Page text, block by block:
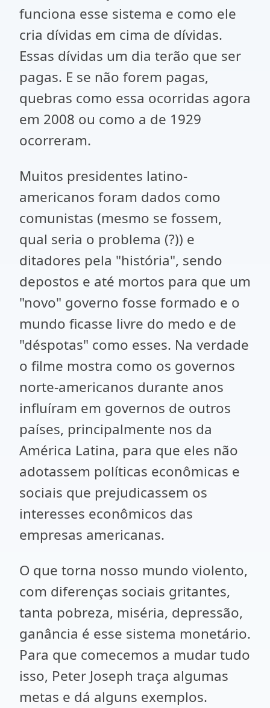
funciona esse sistema e como ele
cria dívidas em cima de dívidas.
Essas dívidas um dia terão que ser
pagas. E se não forem pagas,
quebras como essa ocorridas agora
em 2008 ou como a de 1929
ocorreram.
Muitos presidentes latino-
americanos foram dados como
comunistas (mesmo se fossem,
qual seria o problema (?)) e
ditadores pela "história", sendo
depostos e até mortos para que um
"novo" governo fosse formado e o
mundo ficasse livre do medo e de
"déspotas" como esses. Na verdade
o filme mostra como os governos
norte-americanos durante anos
influíram em governos de outros
países, principalmente nos da
América Latina, para que eles não
adotassem políticas econômicas e
sociais que prejudicassem os
interesses econômicos das
empresas americanas.
O que torna nosso mundo violento,
com diferenças sociais gritantes,
tanta pobreza, miséria, depressão,
ganância é esse sistema monetário.
Para que comecemos a mudar tudo
isso, Peter Joseph traça algumas
metas e dá alguns exemplos.